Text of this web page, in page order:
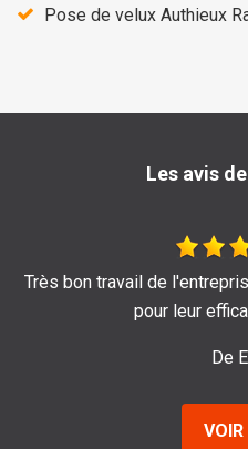
Pose de velux Authieux
Les avis
Je